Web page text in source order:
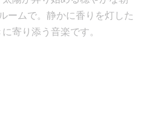
ームで。静かに香りを灯した
寄り添う音楽です。